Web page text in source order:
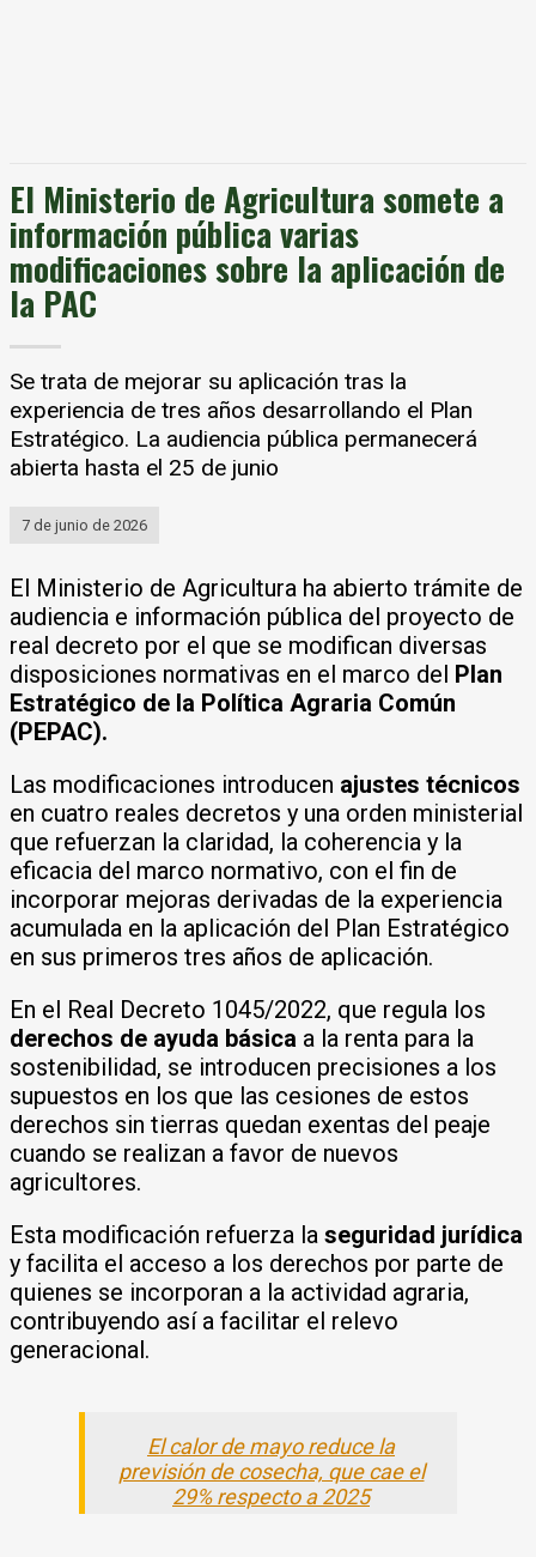
El Ministerio de Agricultura somete a
información pública varias
modificaciones sobre la aplicación de
la PAC
Se trata de mejorar su aplicación tras la
experiencia de tres años desarrollando el Plan
Estratégico. La audiencia pública permanecerá
abierta hasta el 25 de junio
7 de junio de 2026
El Ministerio de Agricultura ha abierto trámite de
audiencia e información pública del proyecto de
real decreto por el que se modifican diversas
disposiciones normativas en el marco del Plan
Estratégico de la Política Agraria Común
(PEPAC).
Las modificaciones introducen ajustes técnicos
en cuatro reales decretos y una orden ministerial
que refuerzan la claridad, la coherencia y la
eficacia del marco normativo, con el fin de
incorporar mejoras derivadas de la experiencia
acumulada en la aplicación del Plan Estratégico
en sus primeros tres años de aplicación.
En el Real Decreto 1045/2022, que regula los
derechos de ayuda básica a la renta para la
sostenibilidad, se introducen precisiones a los
supuestos en los que las cesiones de estos
derechos sin tierras quedan exentas del peaje
cuando se realizan a favor de nuevos
agricultores.
Esta modificación refuerza la seguridad jurídica
y facilita el acceso a los derechos por parte de
quienes se incorporan a la actividad agraria,
contribuyendo así a facilitar el relevo
generacional.
El calor de mayo reduce la
previsión de cosecha, que cae el
29% respecto a 2025